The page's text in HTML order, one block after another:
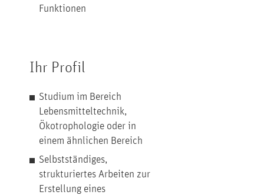
Funktionen
Ihr Profil
Studium im Bereich
Lebensmitteltechnik,
Ökotrophologie oder in
einem ähnlichen Bereich
Selbstständiges,
strukturiertes Arbeiten zur
Erstellung eines